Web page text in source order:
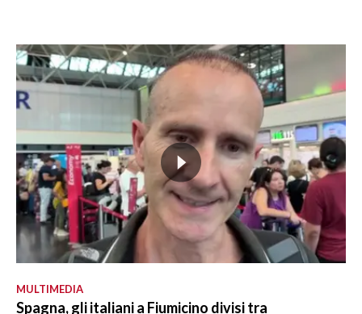
MULTIMEDIA
Spagna, gli italiani a Fiumicino divisi tra